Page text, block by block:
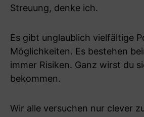
Streuung, denke ich.
Es gibt unglaublich vielfältige
Möglichkeiten. Es bestehen
immer Risiken. Ganz wirst du
bekommen.
Wir alle versuchen nur clever